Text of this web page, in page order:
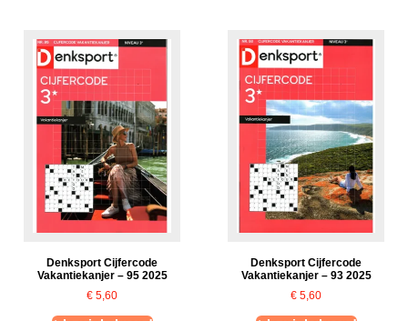
Denksport Cijfercode
Vakantiekanjer – 95 2025
€ 5,60
Denksport Cijfercode
Vakantiekanjer – 93 2025
€ 5,60